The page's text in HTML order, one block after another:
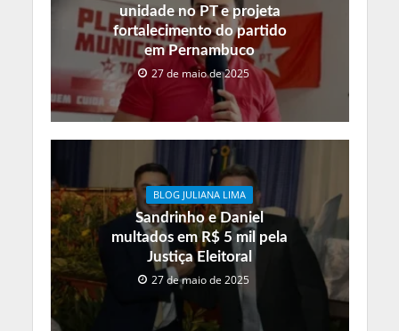
unidade no PT e projeta
fortalecimento do partido
em Pernambuco
27 de maio de 2025
BLOG JULIANA LIMA
Sandrinho e Daniel
multados em R$ 5 mil pela
Justiça Eleitoral
27 de maio de 2025